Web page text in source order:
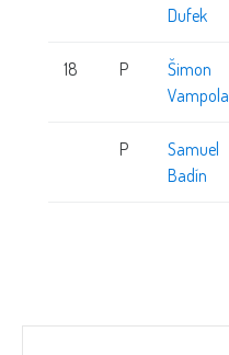
Dufek
18 P
Šimon
Vampola
P
Samuel
Badín